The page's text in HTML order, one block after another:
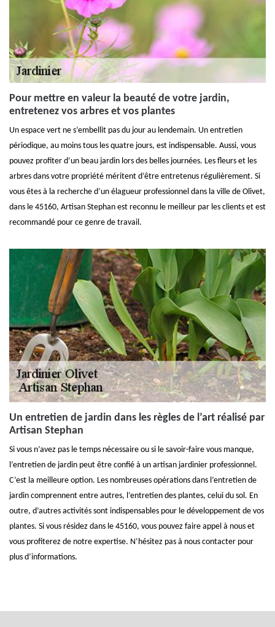
Pour mettre en valeur la beauté de votre jardin,
entretenez vos arbres et vos plantes
Un espace vert ne s’embellit pas du jour au lendemain. Un entretien
périodique, au moins tous les quatre jours, est indispensable. Aussi, vous
pouvez profiter d’un beau jardin lors des belles journées. Les fleurs et les
arbres dans votre propriété méritent d’être entretenus régulièrement. Si
vous êtes à la recherche d’un élagueur professionnel dans la ville de Olivet,
dans le 45160, Artisan Stephan est reconnu le meilleur par les clients et est
recommandé pour ce genre de travail.
Un entretien de jardin dans les règles de l’art réalisé par
Artisan Stephan
Si vous n’avez pas le temps nécessaire ou si le savoir-faire vous manque,
l’entretien de jardin peut être confié à un artisan jardinier professionnel.
C’est la meilleure option. Les nombreuses opérations dans l’entretien de
jardin comprennent entre autres, l’entretien des plantes, celui du sol. En
outre, d’autres activités sont indispensables pour le développement de vos
plantes. Si vous résidez dans le 45160, vous pouvez faire appel à nous et
vous profiterez de notre expertise. N’hésitez pas à nous contacter pour
plus d’informations.